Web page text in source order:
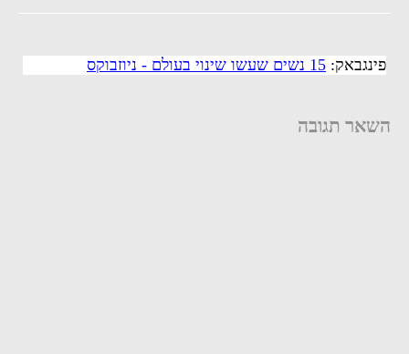
פינגבאק: 15 נשים שעשו שינוי בעולם - ניוזבוקס
השאר תגובה